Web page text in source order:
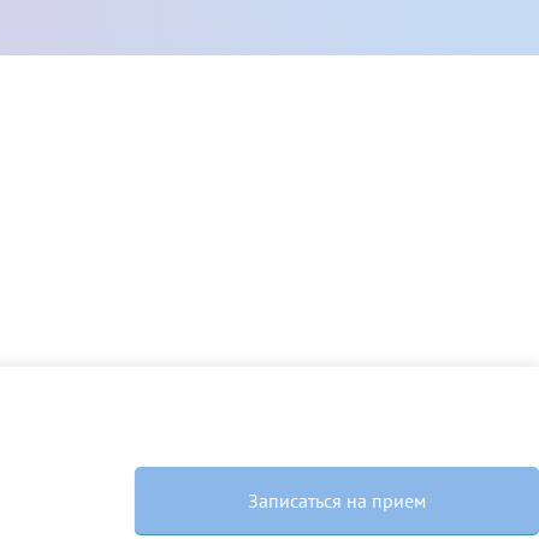
Записаться на прием
Далее
заявки.